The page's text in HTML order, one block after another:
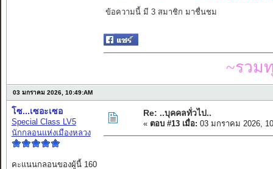
ข้อความนี้ มี 3 สมาชิก มาชื่นชม
~รวม
03 มกราคม 2026, 10:49:AM
โซ...เซอะเซอ
Special Class LV5
นักกลอนแห่งเมืองหลวง
คะแนนกลอนของผู้นี้ 160
Re: ..บุคคลทั่วไป..
« ตอบ #13 เมื่อ: 03 มกราคม 2026,